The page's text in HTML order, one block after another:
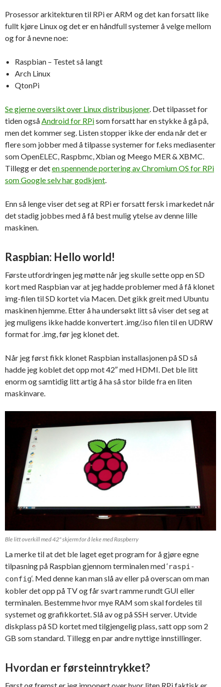
Prosessor arkitekturen til RPi er ARM og det kan forsatt like
fullt kjøre Linux og det er en håndfull systemer å velge mellom
og for å nevne noe:
Raspbian – Testet så langt
Arch Linux
QtonPi
Se gjerne oversikt over Linux distribusjoner. Det tilpasset for
tiden ogsåAndroid for RPisom forsatt har en stykke å gå på,
men det kommer seg. Listen stopper ikke der enda når det er
flere som jobber med å tilpasse systemer for f.eks mediasenter
som OpenELEC, Raspbmc, Xbian og Meego MER & XBMC.
Tillegg er deten spennende portering av Chromium OS for RPi
som Google selv har godkjent.
Enn så lenge viser det seg at RPi er forsatt fersk i markedet når
det stadig jobbes med å få best mulig ytelse av denne lille
maskinen.
Raspbian: Hello world!
Første utfordringen jeg møtte når jeg skulle sette opp en SD
kort med Raspbian var at jeg hadde problemer med å få klonet
img-filen til SD kortet via Macen. Det gikk greit med Ubuntu
maskinen hjemme. Etter å ha undersøkt litt så viser det seg at
jeg muligens ikke hadde konvertert .img/.iso filen til en UDRW
format for .img, før jeg klonet det.
Når jeg først fikk klonet Raspbian installasjonen på SD så
hadde jeg koblet det opp mot 42″ med HDMI. Det ble litt
enorm og samtidig litt artig å ha så stor bilde fra en liten
maskinvare.
Ble litt overkill med 42" skjerm for å leke med Raspberry
La merke til at det ble laget eget program for å gjøre egne
tilpasning på Raspbian gjennom terminalen med ‘raspi-
config‘. Med denne kan man slå av eller på overscan om man
kobler det opp på TV og får svart ramme rundt GUI eller
terminalen. Bestemme hvor mye RAM som skal fordeles til
systemet og grafikkortet. Slå av og på SSH server. Utvide
diskplass på SD kortet med tilgjengelig plass, satt opp som 2
GB som standard. Tillegg en par andre nyttige innstillinger.
Hvordan er førsteinntrykket?